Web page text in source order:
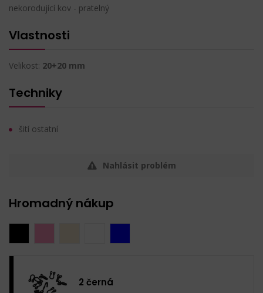
nekorodující kov - pratelný
Vlastnosti
Velikost: 20+20 mm
Techniky
šití ostatní
Nahlásit problém
Hromadný nákup
2 černá